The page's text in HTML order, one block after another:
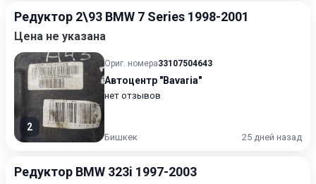
Редуктор 2\93 BMW 7 Series 1998-2001
Цена не указана
2
Ориг. номера33107504643
Автоцентр "Bavaria"
нет отзывов
Бишкек 25 дней назад
Редуктор BMW 323i 1997-2003